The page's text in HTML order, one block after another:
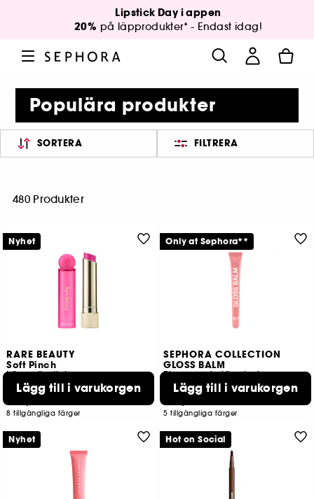
Lipstick Day i appen
20% på läpprodukter* - Endast idag!
Populära produkter
SORTERA FILTRERA
480 Produkter
RARE BEAUTY
Soft Pinch
Läppoljestick
229
339,00 KR
8 tillgängliga färger
Lägg till i varukorgen
Nyhet
SEPHORA COLLECTION
GLOSS BALM
Plumpande läppbalsam med glänsande färg
13
139,00 KR
5 tillgängliga färger
Lägg till i varukorgen
Only at Sephora**
Nyhet Hot on Social